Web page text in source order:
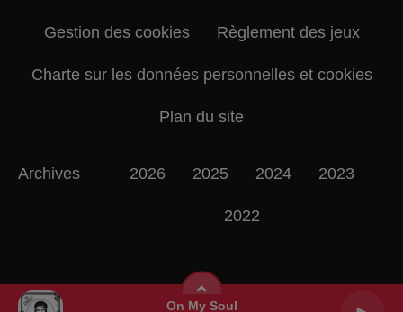
On My Soul
Gestion des cookies Règlement des jeux
Charte sur les données personnelles et cookies
Plan du site
Archives 2026 2025 2024 2023
2022